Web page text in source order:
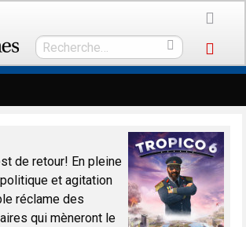
de retour! En pleine
et agitation
réclame des
qui mèneront le